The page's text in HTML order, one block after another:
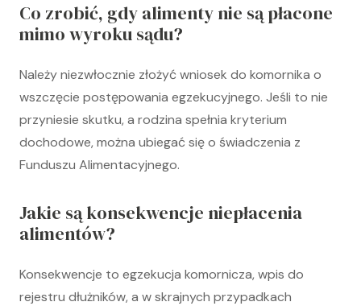
Co zrobić, gdy alimenty nie są płacone
mimo wyroku sądu?
Należy niezwłocznie złożyć wniosek do komornika o
wszczęcie postępowania egzekucyjnego. Jeśli to nie
przyniesie skutku, a rodzina spełnia kryterium
dochodowe, można ubiegać się o świadczenia z
Funduszu Alimentacyjnego.
Jakie są konsekwencje niepłacenia
alimentów?
Konsekwencje to egzekucja komornicza, wpis do
rejestru dłużników, a w skrajnych przypadkach